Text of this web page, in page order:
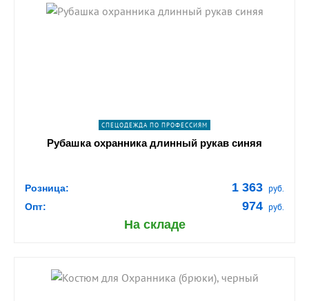
shopping_cart В КОРЗИНУ
СПЕЦОДЕЖДА ПО ПРОФЕССИЯМ
Рубашка охранника длинный рукав синяя
Розница: 1 363 руб.
Опт: 974 руб.
На складе
shopping_cart В КОРЗИНУ